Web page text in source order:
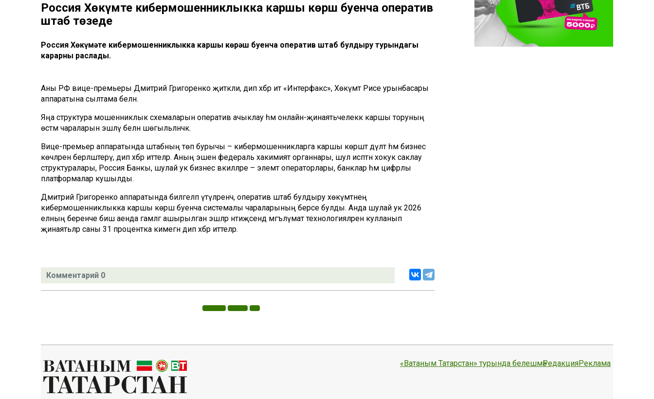
Россия Хөкүмәте кибермошенниклыкка каршы көрәш буенча оператив
штаб төзеде
Россия Хөкүмәте кибермошенниклыкка каршы көрәш буенча оператив штаб булдыру турындагы
карарны раслады.
Аны РФ вице-премьеры Дмитрий Григоренко җитәкли, дип хәбәр итә «Интерфакс», Хөкүмәт Рәисе урынбасары
аппаратына сылтама белән.
Яңа структура мошенниклык схемаларын оператив ачыклау һәм онлайн-җинаятьчелеккә каршы торуның
өстәмә чараларын эшләү белән шөгыльләнәчәк.
Вице-премьер аппаратында штабның төп бурычы – кибермошенникларга каршы көрәштә дәүләт һәм бизнес
көчләрен берләштерү, дип хәбәр иттеләр. Аның эшенә федераль хакимият органнары, шул исәптән хокук саклау
структуралары, Россия Банкы, шулай ук бизнес вәкилләре – элемтә операторлары, банклар һәм цифрлы
платформалар кушылды.
Дмитрий Григоренко аппаратында билгеләп үтүләренчә, оператив штаб булдыру хөкүмәтнең
кибермошенниклыкка каршы көрәш буенча системалы чараларының берсе булды. Анда шулай ук 2026
елның беренче биш аенда гамәлгә ашырылган эшләр нәтиҗәсендә мәгълүмат технологияләрен кулланып
җинаятьләр саны 31 процентка кимегән дип хәбәр иттеләр.
Комментарий 0
«Ватаным Татарстан» турында белешмәРедакцияРеклама